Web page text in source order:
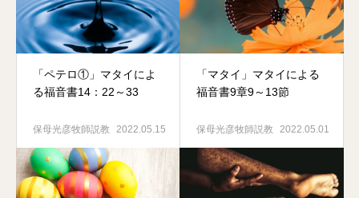
「ペテロ①」マタイによ
る福音書14：22～33
保母光彦牧師説教 2022.05.15
「マタイ」マタイによる
福音書9章9～13節
保母光彦牧師説教 2022.05.01